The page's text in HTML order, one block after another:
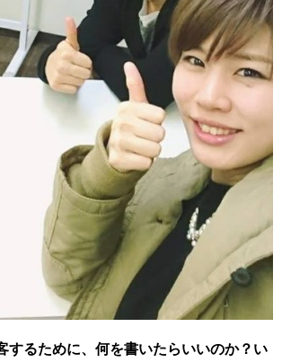
するために、何を書いたらいいのか？い